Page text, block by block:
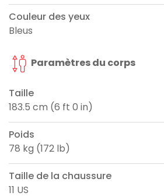
Couleur des yeux
Bleus
Paramètres du corps
Taille
183.5 cm (6 ft 0 in)
Poids
78 kg (172 lb)
Taille de la chaussure
11 US